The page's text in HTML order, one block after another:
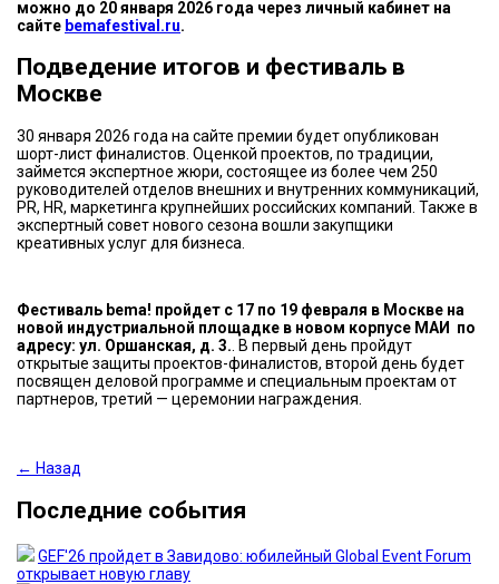
можно до 20 января 2026 года через личный кабинет на
сайте bemafestival.ru.
Подведение итогов и фестиваль в
Москве
30 января 2026 года на сайте премии будет опубликован
шорт-лист финалистов. Оценкой проектов, по традиции,
займется экспертное жюри, состоящее из более чем 250
руководителей отделов внешних и внутренних коммуникаций,
PR, HR, маркетинга крупнейших российских компаний. Также в
экспертный совет нового сезона вошли закупщики
креативных услуг для бизнеса.
Фестиваль bema! пройдет с 17 по 19 февраля в Москве на
новой индустриальной площадке в новом корпусе МАИ по
адресу: ул. Оршанская, д. 3. . В первый день пройдут
открытые защиты проектов-финалистов, второй день будет
посвящен деловой программе и специальным проектам от
партнеров, третий — церемонии награждения.
← Назад
Последние события
GEF'26 пройдет в Завидово: юбилейный Global Event Forum
открывает новую главу